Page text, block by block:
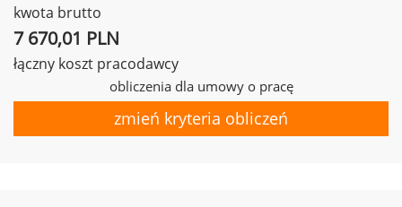
kwota brutto
7 670,01 PLN
łączny koszt pracodawcy
obliczenia dla umowy o pracę
zmień kryteria obliczeń